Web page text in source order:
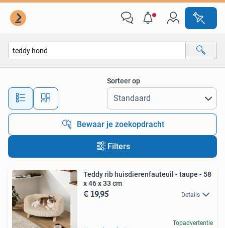
Alle afstanden…
Sorteer op
Bewaar je zoekopdracht
Filters
Teddy rib huisdierenfauteuil - taupe - 58
x 46 x 33 cm
€ 19,95 Details
Topadvertentie